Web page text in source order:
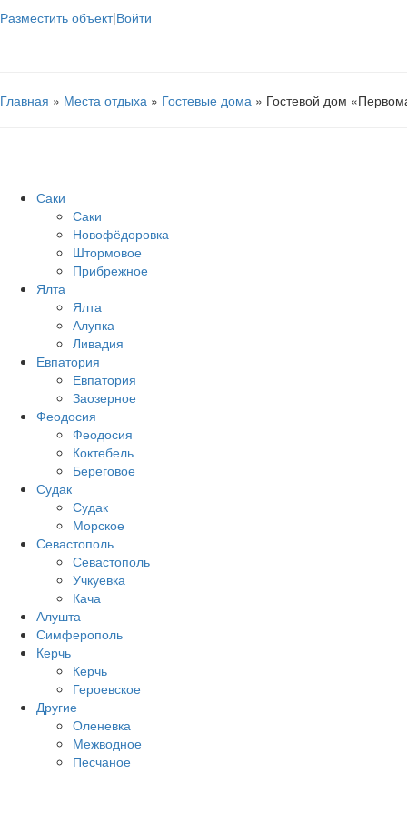
Разместить объект|Войти
Главная » Места отдыха » Гостевые дома » Гостевой дом
Саки
Саки
Новофёдоровка
Штормовое
Прибрежное
Ялта
Ялта
Алупка
Ливадия
Евпатория
Евпатория
Заозерное
Феодосия
Феодосия
Коктебель
Береговое
Судак
Судак
Морское
Севастополь
Севастополь
Учкуевка
Кача
Алушта
Симферополь
Керчь
Керчь
Героевское
Другие
Оленевка
Межводное
Песчаное